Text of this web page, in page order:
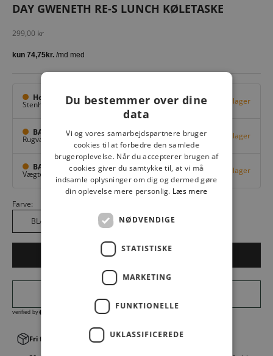
DAY GWENETH RE-S LUNCH KØLETASKE
Salgspris
299,00 kr
Hovedlager
Stenhuggervej 10, Odense M Få på lager
BAGGI Tarup Center
Rugvang 36, Odense NV Få på lager
BAGGI Nyborg
Vægtergade 1,Nyborg Få på lager
Farve:
BLACK 12000
LÆG I KURV
Fri fragt v. køb over 499,00 kr.│Levering 1-3 hverdage
Du bestemmer over dine
data
Vi og vores samarbejdspartnere bruger
cookies til at forbedre den samlede
brugeroplevelse. Når du accepterer brugen af
cookies giver du samtykke til, at vi må
indsamle oplysninger om dig og dermed gøre
din oplevelse mere personlig. Læs mere
NØDVENDIGE
STATISTISKE
MARKETING
FUNKTIONELLE
UKLASSIFICEREDE